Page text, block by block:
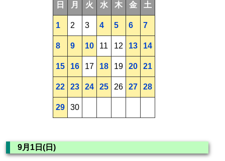
日 月 火 水 木 金 土
1 2 3 4 5 6 7
8 9 10 11 12 13 14
15 16 17 18 19 20 21
22 23 24 25 26 27 28
29 30
9月1日(日)